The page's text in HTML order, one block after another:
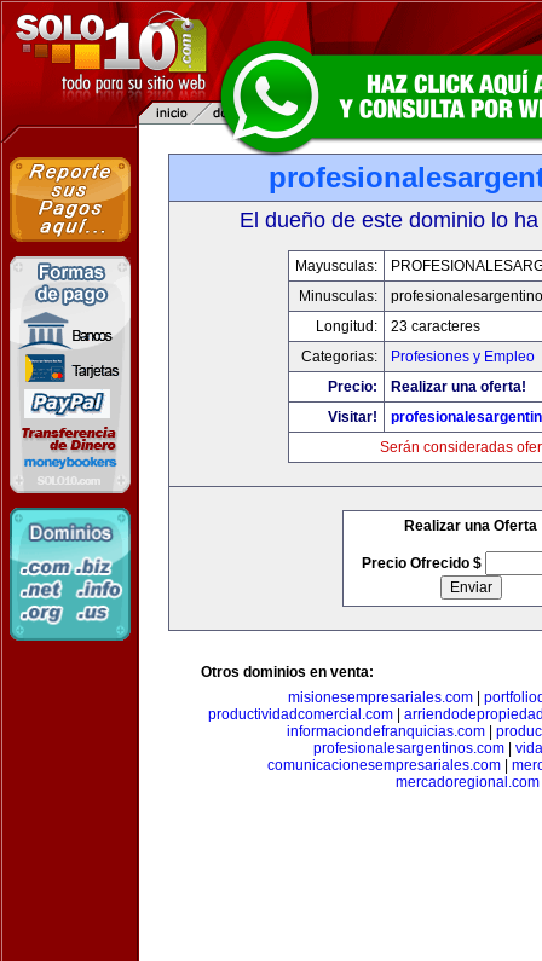
El dueño de este dominio lo
Mayusculas:
Minusculas:
Longitud:
23 caracteres
Categorias:
Profesiones y Empleo
Precio:
Realizar una oferta!
Visitar!
Serán consideradas
Realizar una Oferta
Precio Ofrecido $
Otros dominios en venta:
misionesempresariales.com
productividadcomercial.com
informaciondefranquicias.com
profesionalesargentinos.com|
comunicacionesempresariales.com
mercadoregional.com